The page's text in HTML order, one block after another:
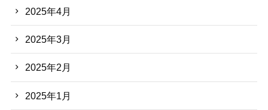
2025年4月
2025年3月
2025年2月
2025年1月